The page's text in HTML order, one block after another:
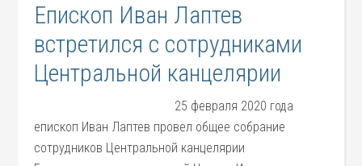
Епископ Иван Лаптев
встретился с сотрудниками
Центральной канцелярии
25 февраля 2020 года
епископ Иван Лаптев провел общее собрание
сотрудников Центральной канцелярии